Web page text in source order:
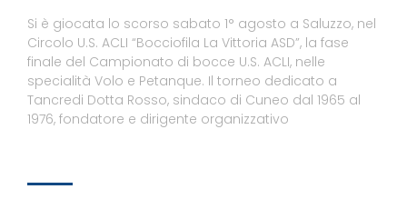
Si è giocata lo scorso sabato 1° agosto a Saluzzo, nel
Circolo U.S. ACLI “Bocciofila La Vittoria ASD”, la fase
finale del Campionato di bocce U.S. ACLI, nelle
specialità Volo e Petanque. Il torneo dedicato a
Tancredi Dotta Rosso, sindaco di Cuneo dal 1965 al
1976, fondatore e dirigente organizzativo